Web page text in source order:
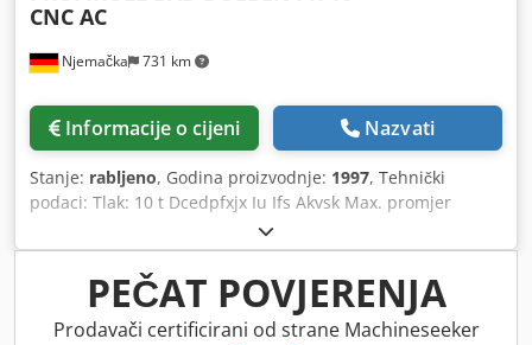
Njemačka 731 km
CNC AC
Informacije o cijeni Nazvati
Stanje: rabljeno, Godina proizvodnje: 1997, Tehnički
podaci: Tlak: 10 t Dcedpfxjx Iu Ifs Akvsk Max. promjer
obratka: 50 mm Duljina navoja: 100 mm Najveći valjani
korak: 3 mm Valjačka sila: 100 kN Min./maks. promjer
obratka: 117/175 mm Broj okretaja: 0 - 150 o/min Težina
stroja cca: 2550 t Dimenzije stroja: 1,25 x 1,38 x 2,15 m
PEČAT POVJERENJA
Prodavači certificirani od strane Machineseeker